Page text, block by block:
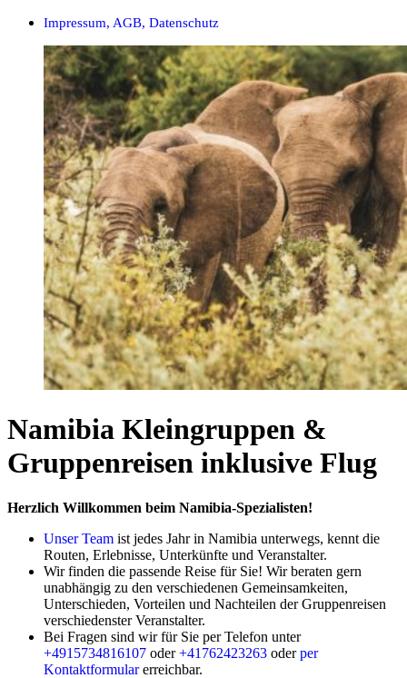
Impressum, AGB, Datenschutz
Namibia Kleingruppen &
Gruppenreisen inklusive Flug
Herzlich Willkommen beim Namibia-Spezialisten!
Unser Team ist jedes Jahr in Namibia unterwegs, kennt die
Routen, Erlebnisse, Unterkünfte und Veranstalter.
Wir finden die passende Reise für Sie! Wir beraten gern
unabhängig zu den verschiedenen Gemeinsamkeiten,
Unterschieden, Vorteilen und Nachteilen der Gruppenreisen
verschiedenster Veranstalter.
Bei Fragen sind wir für Sie per Telefon unter
+4915734816107 oder+41762423263 oderper
Kontaktformularerreichbar.